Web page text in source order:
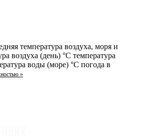
температура воздуха, моря и
воздуха (день) °C температура
воды (море) °C погода в
»